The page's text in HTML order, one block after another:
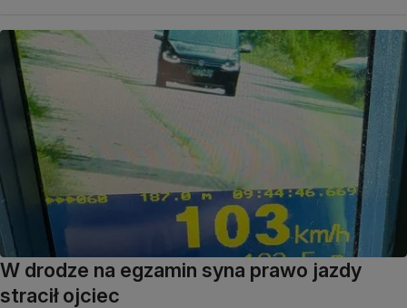
W drodze na egzamin syna prawo jazdy
stracił ojciec